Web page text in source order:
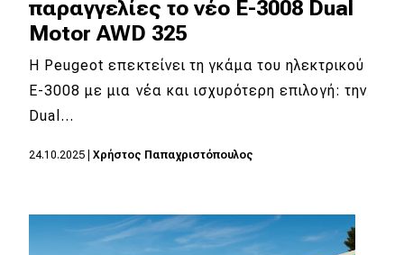
Παρουσιάσεις
DRIVE Away
Οδηγός αγοράς
παραγγελίες το νέο E-3008 Dual
Motor AWD 325
Η Peugeot επεκτείνει τη γκάμα του ηλεκτρικού
E-3008 με μια νέα και ισχυρότερη επιλογή: την
Dual…
24.10.2025 Χρήστος Παπαχριστόπουλος